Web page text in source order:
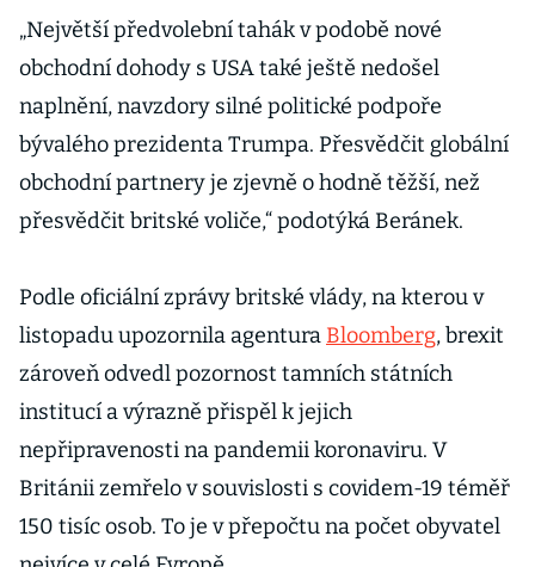
„Největší předvolební tahák v podobě nové
obchodní dohody s USA také ještě nedošel
naplnění, navzdory silné politické podpoře
bývalého prezidenta Trumpa. Přesvědčit globální
obchodní partnery je zjevně o hodně těžší, než
přesvědčit britské voliče,“ podotýká Beránek.
Podle oficiální zprávy britské vlády, na kterou v
listopadu upozornila agentura Bloomberg, brexit
zároveň odvedl pozornost tamních státních
institucí a výrazně přispěl k jejich
nepřipravenosti na pandemii koronaviru. V
Británii zemřelo v souvislosti s covidem-19 téměř
150 tisíc osob. To je v přepočtu na počet obyvatel